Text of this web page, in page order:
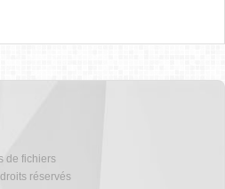
de fichiers
réservés